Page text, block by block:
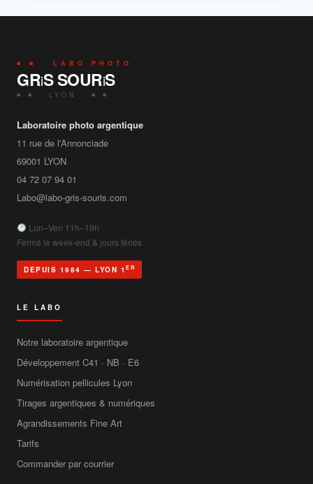
■ ■ LABO PHOTO
GRiS SOURiS
■ ■ LYON ■ ■
Laboratoire photo argentique
11 rue de l'Annonciade
69001 LYON
04 72 07 94 01
Labo@labo-gris-souris.com
Lun–Ven 11h–19h
Fermé le week-end & jours fériés
DEPUIS 1984 — LYON 1 ER
LE LABO
Notre laboratoire argentique
Développement C41 · NB · E6
Numérisation pellicules Lyon
Tirages argentiques & numériques
Agrandissements Fine Art
Tarifs
Commander par courrier